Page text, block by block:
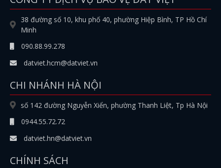
38 đường số 10, khu phố 40, phường Hiệp Bình, TP Hồ Chí
Minh
090.88.99.278
datviet.hcm@datviet.vn
CHI NHÁNH HÀ NỘI
số 142 đường Nguyễn Xiển, phường Thanh Liệt, Tp Hà Nội
0944.55.72.72
datviet.hn@datviet.vn
CHÍNH SÁCH